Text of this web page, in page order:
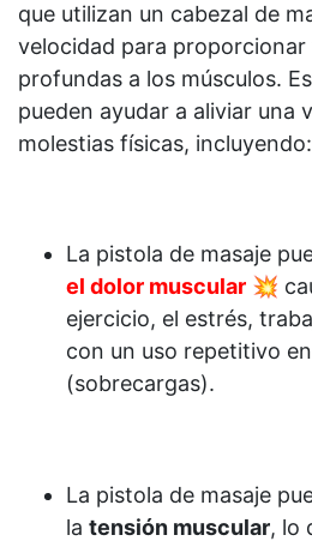
que utilizan un cabezal de
velocidad para proporcionar
profundas a los músculos.
pueden ayudar a aliviar una
molestias físicas, incluyendo:
La pistola de masaje
el dolor muscular 💥
ejercicio, el estrés,
con un uso repetitivo
(sobrecargas).
La pistola de masaje
la tensión muscular, lo